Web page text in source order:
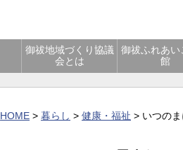
御祓地域づくり協議
会とは
御祓ふれあい
館
HOME > 暮らし > 健康・福祉 > いつの